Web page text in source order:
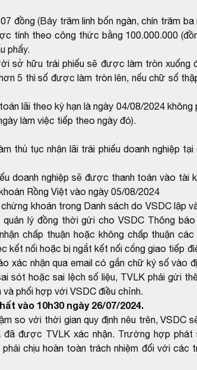
đồng (Bảy trăm linh bốn ngàn, chín trăm
tính theo công thức bằng 100.000.000
phẩy.
sở hữu trái phiếu sẽ được làm tròn xuống
5 thì số được làm tròn lên, nếu chữ số
lãi theo kỳ hạn là ngày 04/08/2024 không
làm việc tiếp theo ngày đó).
thủ tục nhận lãi trái phiếu doanh nghiệp tại
doanh nghiệp sẽ được thanh toán vào tài
Rồng Việt vào ngày 05/08/2024
khoán trong Danh sách do VSDC lập
lý đồng thời gửi cho VSDC Thông báo
chấp thuận hoặc không chấp thuận
kết nối hoặc bị ngắt kết nối cổng giao tiếp
xác nhận qua email có gắn chữ ký số vào
sót hoặc sai lệch số liệu, TVLK phải gửi
phối hợp với VSDC điều chỉnh.
vào 10h30 ngày 26/07/2024.
so với thời gian quy định nêu trên, VSDC
được TVLK xác nhận. Trường hợp phát
chịu hoàn toàn trách nhiệm đối với các